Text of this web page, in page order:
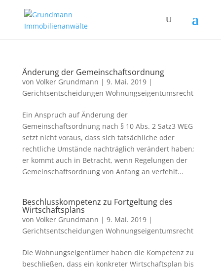
Änderung der Gemeinschaftsordnung
von Volker Grundmann | 9. Mai. 2019|
Gerichtsentscheidungen Wohnungseigentumsrecht
Ein Anspruch auf Änderung der
Gemeinschaftsordnung nach § 10 Abs. 2 Satz3 WEG
setzt nicht voraus, dass sich tatsächliche oder
rechtliche Umstände nachträglich verändert haben;
er kommt auch in Betracht, wenn Regelungen der
Gemeinschaftsordnung von Anfang an verfehlt...
Beschlusskompetenz zu Fortgeltung des
Wirtschaftsplans
von Volker Grundmann | 9. Mai. 2019|
Gerichtsentscheidungen Wohnungseigentumsrecht
Die Wohnungseigentümer haben die Kompetenz zu
beschließen, dass ein konkreter Wirtschaftsplan bis